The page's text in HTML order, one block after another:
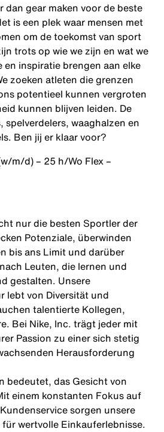
dan gear maken voor de beste
is een plek waar mensen met
om de toekomst van sport
trots op wie we zijn en wat we
inspiratie brengen aan elke
zoeken atleten die grenzen
potentieel kunnen vergroten
kunnen blijven leiden. De
spelverdelers, waaghalzen en
Ben jij er klaar voor?
m/d) – 25 h/Wo Flex –
nur die besten Sportler der
Potenziale, überwinden
bis ans Limit und darüber
Leuten, die lernen und
gestalten. Unsere
lebt von Diversität und
talentierte Kollegen,
Bei Nike, Inc. trägt jeder mit
Passion zu einer sich stetig
Herausforderung
bedeutet, das Gesicht von
einem konstanten Fokus auf
sorgen unsere
wertvolle Einkauferlebnisse.